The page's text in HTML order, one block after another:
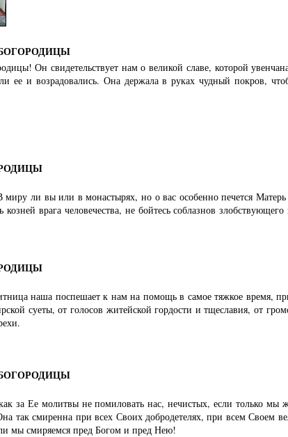
Он свидетельствует нам о великой славе, которой
ее и возрадовались. Она держала в руках чудный покров,
миру ли вы или в монастырях, но о вас особенно печется
врага человечества, не бойтесь соблазнов
наша поспешает к нам на помощь в самое тяжкое время,
суеты, от голосов житейской гордости и тщеславия, от
Ее молитвы не помиловать нас, нечистых, если только мы
так смиренна при всех Своих добродетелях, при всем Своем
мы смиряемся пред Богом и пред Нею!